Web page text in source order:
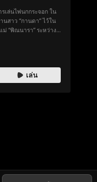
เล่นไพ่นกกระจอก ใน
สาว “กานดา” ไว้ใน
“พิณนารา” ระหว่างวิ
ปพบลูก กานดาเสีย
หมด จนกระทั่งได้เห็น
กรรมที่เกิดจาก ความ
เล่น